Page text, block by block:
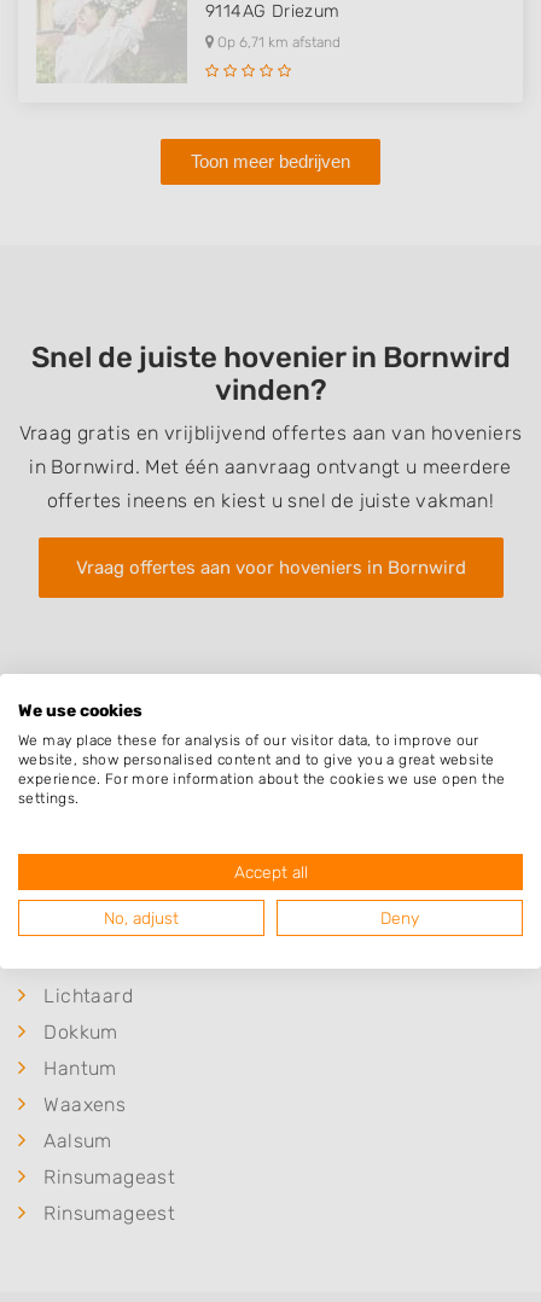
9114AG Driezum
Op 6,71 km afstand
Toon meer bedrijven
Snel de juiste hovenier in Bornwird
vinden?
Vraag gratis en vrijblijvend offertes aan van hoveniers
in Bornwird. Met één aanvraag ontvangt u meerdere
offertes ineens en kiest u snel de juiste vakman!
Vraag offertes aan voor hoveniers in Bornwird
Plaatsen in de buurt
Foudgum
Hiaure
Brantgum
Lichtaard
Dokkum
Hantum
Waaxens
Aalsum
Rinsumageast
Rinsumageest
We use cookies
We may place these for analysis of our visitor data, to improve our
website, show personalised content and to give you a great website
experience. For more information about the cookies we use open the
settings.
Accept all
No, adjust Deny